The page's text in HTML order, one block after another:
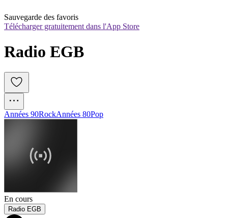
Sauvegarde des favoris
Télécharger gratuitement dans l'App Store
Radio EGB
Années 90RockAnnées 80Pop
En cours
Radio EGB